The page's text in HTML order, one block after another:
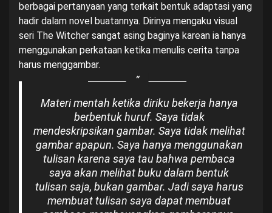
berbagai pertanyaan yang terkait bentuk adaptasi yang
hadir dalam novel buatannya. Dirinya mengaku visual
seri The Witcher sangat asing baginya karean ia hanya
menggunakan perkataan ketika menulis cerita tanpa
harus menggambar.
Materi mentah ketika diriku bekerja hanya
berbentuk huruf. Saya tidak
mendeskripsikan gambar. Saya tidak melihat
gambar apapun. Saya hanya menggunakan
tulisan karena saya tau bahwa pembaca
saya akan melihat buku dalam bentuk
tulisan saja, bukan gambar. Jadi saya harus
membuat tulisan saya dapat membuat